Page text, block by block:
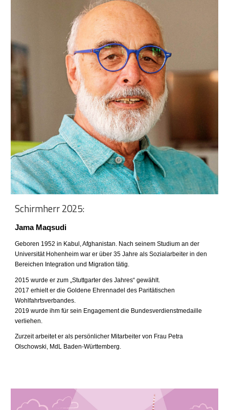
Schirmherr 2025:
Jama Maqsudi
Geboren 1952 in Kabul, Afghanistan. Nach seinem Studium an der
Universität Hohenheim war er über 35 Jahre als Sozialarbeiter in den
Bereichen Integration und Migration tätig.
2015 wurde er zum „Stuttgarter des Jahres“ gewählt.
2017 erhielt er die Goldene Ehrennadel des Paritätischen
Wohlfahrtsverbandes.
2019 wurde ihm für sein Engagement die Bundesverdienstmedaille
verliehen.
Zurzeit arbeitet er als persönlicher Mitarbeiter von Frau Petra
Olschowski, MdL Baden-Württemberg.